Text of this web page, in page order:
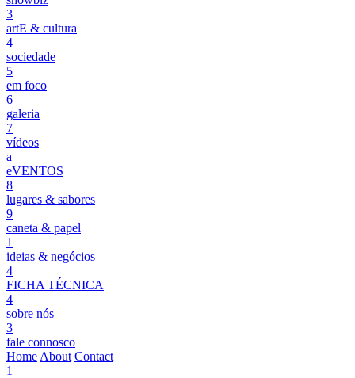
3
artE & cultura
4
sociedade
5
em foco
6
galeria
7
vídeos
a
eVENTOS
8
lugares & sabores
9
caneta & papel
1
ideias & negócios
4
FICHA TÉCNICA
4
sobre nós
3
fale connosco
Home About Contact
1